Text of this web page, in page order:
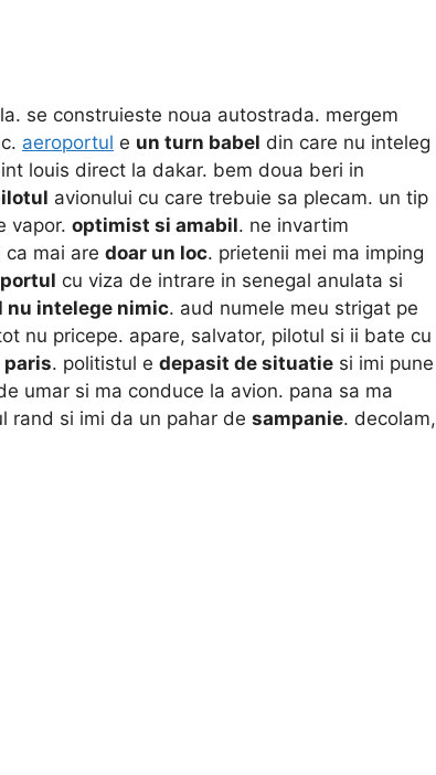
se construieste noua autostrada. mergem
aeroportul e un turn babel din care nu inteleg
louis direct la dakar. bem doua beri in
avionului cu care trebuie sa plecam. un tip
vapor. optimist si amabil. ne invartim
mai are doar un loc. prietenii mei ma imping
cu viza de intrare in senegal anulata si
intelege nimic. aud numele meu strigat pe
nu pricepe. apare, salvator, pilotul si ii bate cu
paris. politistul e depasit de situatie si imi pune
umar si ma conduce la avion. pana sa ma
rand si imi da un pahar de sampanie. decolam,